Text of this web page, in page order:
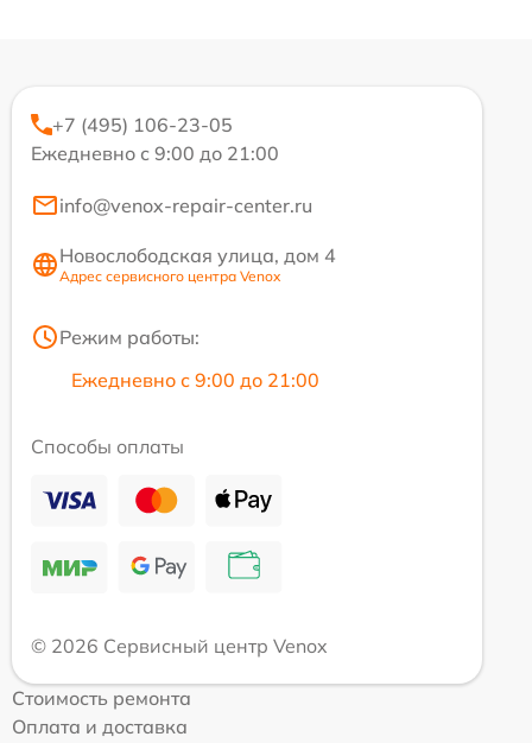
+7 (495) 106-23-05
Ежедневно с 9:00 до 21:00
info@venox-repair-center.ru
Новослободская улица, дом 4
Адрес сервисного центра Venox
Режим работы:
Ежедневно с 9:00 до 21:00
Способы оплаты
© 2026 Сервисный центр Venox
Стоимость ремонта
Оплата и доставка